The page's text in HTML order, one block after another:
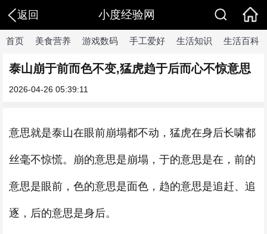
返回 小度经验网
首页 美食营养 游戏数码 手工爱好 生活知识 生活百科
泰山崩于前而色不变,猛虎趋于后而心不惊意思
2026-04-26 05:39:11
意思就是泰山在眼前崩塌都不动，猛虎在身后长啸都
丝毫不惊慌。崩的意思是崩塌，于的意思是在，前的
意思是眼前，色的意思是面色，趋的意思是追赶、追
逐，后的意思是身后。